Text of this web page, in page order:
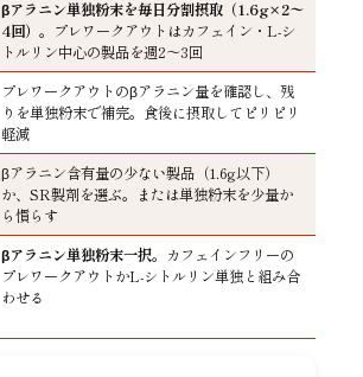
βアラニン単独粉末を毎日分割摂取（1.6g×2〜
4回） 。プレワークアウトはカフェイン・L-シ
トルリン中心の製品を週2〜3回
プレワークアウトのβアラニン量を確認し、残
りを単独粉末で補完。食後に摂取してピリピリ
軽減
βアラニン含有量の少ない製品（1.6g以下）
か、SR製剤を選ぶ。または単独粉末を少量か
ら慣らす
βアラニン単独粉末一択。カフェインフリーの
プレワークアウトかL-シトルリン単独と組み合
わせる